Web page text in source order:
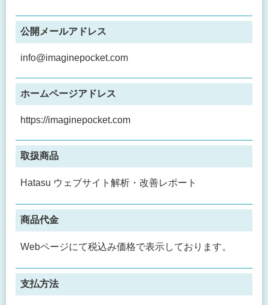
公開メールアドレス
info@imaginepocket.com
ホームページアドレス
https://imaginepocket.com
取扱商品
Hatasu ウェブサイト解析・改善レポート
商品代金
Webページにて税込み価格で表示しております。
支払方法